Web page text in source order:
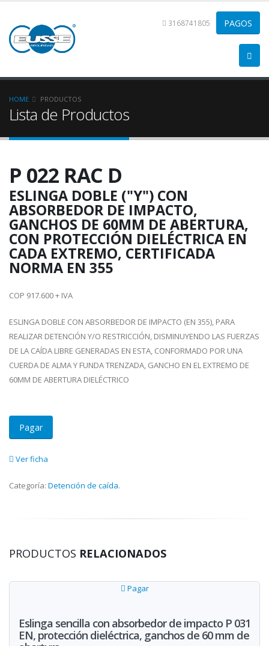
3168741805
HOME PRODUCTOS
Lista de Productos
P 022 RAC D
ESLINGA DOBLE ("Y") CON
ABSORBEDOR DE IMPACTO,
GANCHOS DE 60MM DE ABERTURA,
CON PROTECCIÓN DIELÉCTRICA EN
CADA EXTREMO, CERTIFICADA
NORMA EN 355
COP 917.600 + IVA
ESLINGA DOBLE CON ABSORBEDOR DE IMPACTO (EN 355), PARA
REALIZAR DETENCIÓN Y/O RESTRICCIÓN, DISMINUYENDO LAS FUERZAS
DE LA CAÍDA LIBRE GENERADAS EN ESTA, CONFORMADO POR UNA
CUERDA DE ALMA Y FUNDA TRENZADA, GANCHO EN EL EXTREMO DE
60MM DE ABERTURA DIELÉCTRICO
Pagar
Ver ficha
Categoría: Detención de caída.
PRODUCTOS RELACIONADOS
Pagar
Eslinga sencilla con absorbedor de impacto P 031
EN, protección dieléctrica, ganchos de 60 mm de